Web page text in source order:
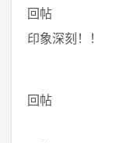
回帖
印象深刻！！
回帖